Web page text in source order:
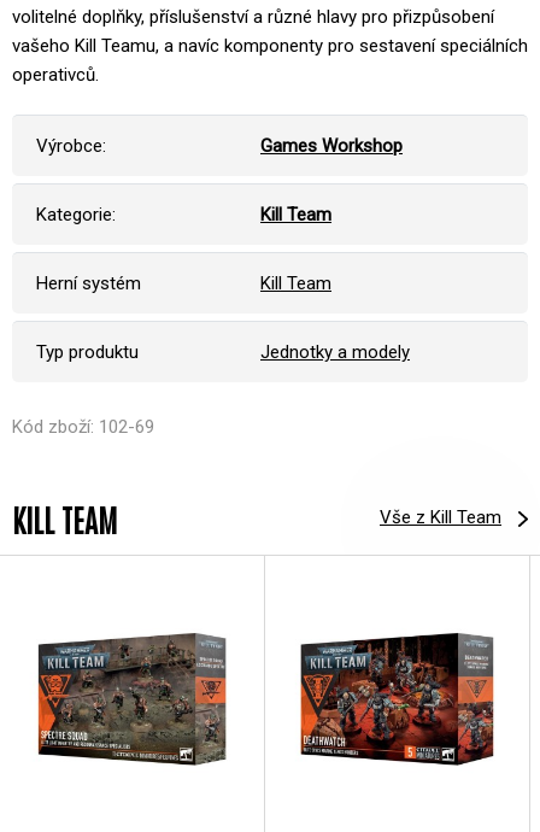
volitelné doplňky, příslušenství a různé hlavy pro přizpůsobení
vašeho Kill Teamu, a navíc komponenty pro sestavení speciálních
operativců.
Výrobce: Games Workshop
Kategorie: Kill Team
Herní systém Kill Team
Typ produktu Jednotky a modely
Kód zboží: 102-69
KILL TEAM Vše z Kill Team